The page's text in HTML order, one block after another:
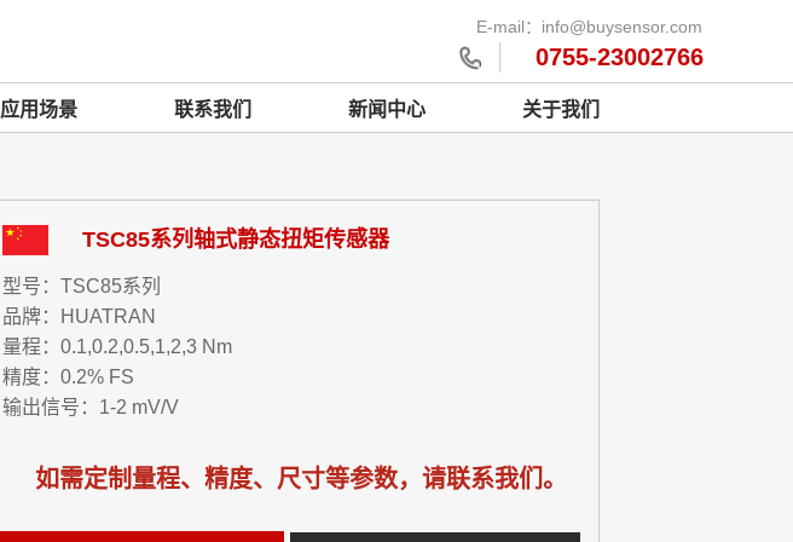
E-mail：info@buysensor.com
0755-23002766
应用场景 联系我们 新闻中心 关于我们
TSC85系列轴式静态扭矩传感器
型号：TSC85系列
品牌：HUATRAN
量程：0.1,0.2,0.5,1,2,3 Nm
精度：0.2% FS
输出信号：1-2 mV/V
如需定制量程、精度、尺寸等参数，请联系我们。